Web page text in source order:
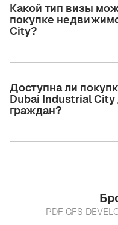
Какой тип визы
покупке
City?
Доступна ли
Dubai Industrial
граждан?
PDF GFS